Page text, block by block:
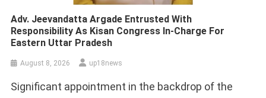
Adv. Jeevandatta Argade Entrusted With
Responsibility As Kisan Congress In-Charge For
Eastern Uttar Pradesh
August 8, 2026 up18news
Significant appointment in the backdrop of the